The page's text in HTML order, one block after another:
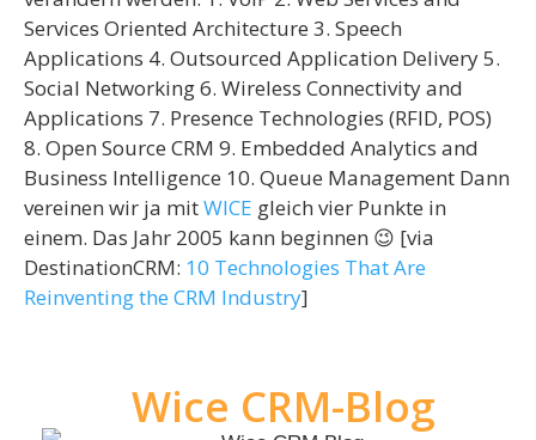
Services Oriented Architecture 3. Speech
Applications 4. Outsourced Application Delivery 5.
Social Networking 6. Wireless Connectivity and
Applications 7. Presence Technologies (RFID, POS)
8. Open Source CRM 9. Embedded Analytics and
Business Intelligence 10. Queue Management Dann
vereinen wir ja mitWICE gleich vier Punkte in
einem. Das Jahr 2005 kann beginnen 😉 [via
DestinationCRM: 10 Technologies That Are
Reinventing the CRM Industry]
Wice CRM-Blog